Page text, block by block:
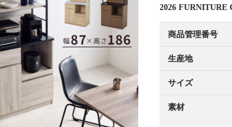
2026
商品管理番号
生産地
サイズ
素材